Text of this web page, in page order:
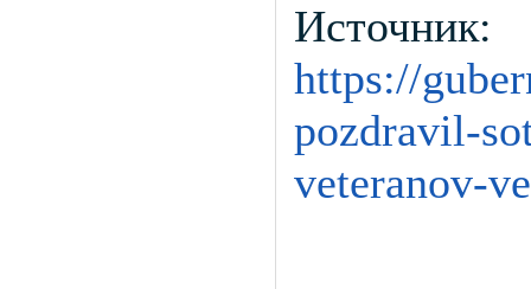
Источник:
https://
pozdravil-
veteranov-